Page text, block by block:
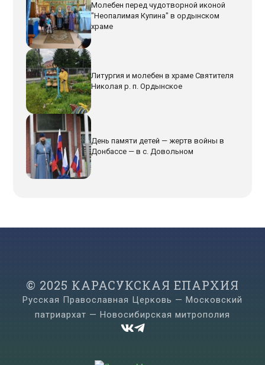
Молебен перед чудотворной иконой
"Неопалимая Купина" в ордынском
храме
Литургия и молебен в храме Святителя
Николая р. п. Ордынское
День памяти детей — жертв войны в
Донбассе — в с. Довольном
© 2025 КАРАСУКСКАЯ ЕПАРХИЯ
Русская Православная Церковь — Московский
патриархат — Новосибирская митрополия
